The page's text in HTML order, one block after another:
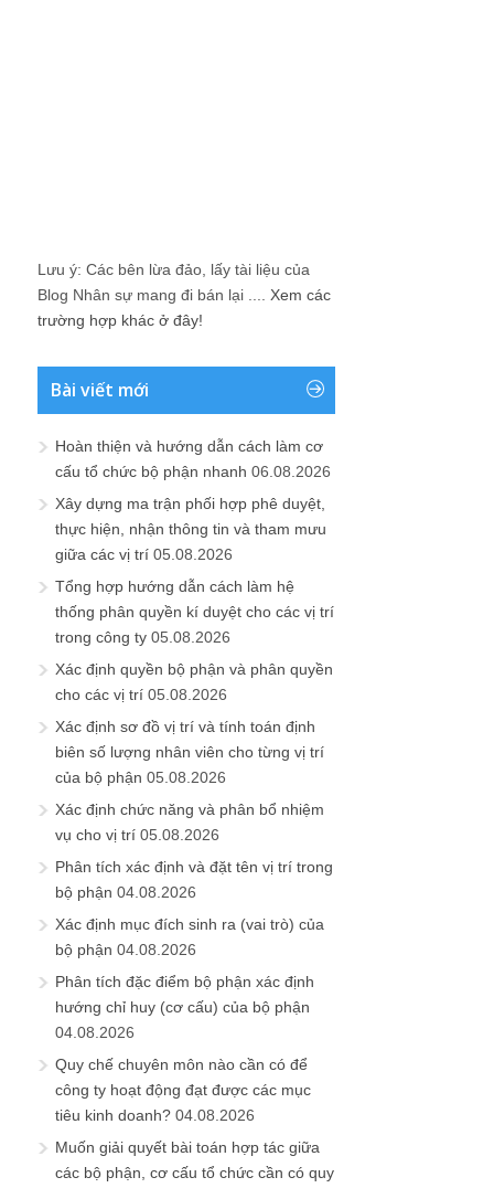
Lưu ý: Các bên lừa đảo, lấy tài liệu của
Blog Nhân sự mang đi bán lại .... Xem các
trường hợp khác ở đây!
Bài viết mới
Hoàn thiện và hướng dẫn cách làm cơ
cấu tổ chức bộ phận nhanh 06.08.2026
Xây dựng ma trận phối hợp phê duyệt,
thực hiện, nhận thông tin và tham mưu
giữa các vị trí 05.08.2026
Tổng hợp hướng dẫn cách làm hệ
thống phân quyền kí duyệt cho các vị trí
trong công ty 05.08.2026
Xác định quyền bộ phận và phân quyền
cho các vị trí 05.08.2026
Xác định sơ đồ vị trí và tính toán định
biên số lượng nhân viên cho từng vị trí
của bộ phận 05.08.2026
Xác định chức năng và phân bổ nhiệm
vụ cho vị trí 05.08.2026
Phân tích xác định và đặt tên vị trí trong
bộ phận 04.08.2026
Xác định mục đích sinh ra (vai trò) của
bộ phận 04.08.2026
Phân tích đặc điểm bộ phận xác định
hướng chỉ huy (cơ cấu) của bộ phận
04.08.2026
Quy chế chuyên môn nào cần có để
công ty hoạt động đạt được các mục
tiêu kinh doanh? 04.08.2026
Muốn giải quyết bài toán hợp tác giữa
các bộ phận, cơ cấu tổ chức cần có quy